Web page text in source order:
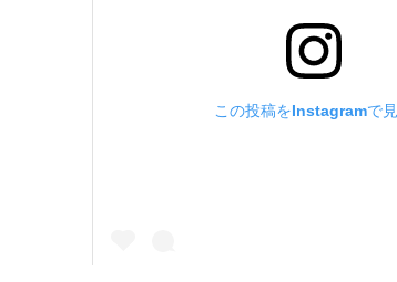
この投稿をInstagramで